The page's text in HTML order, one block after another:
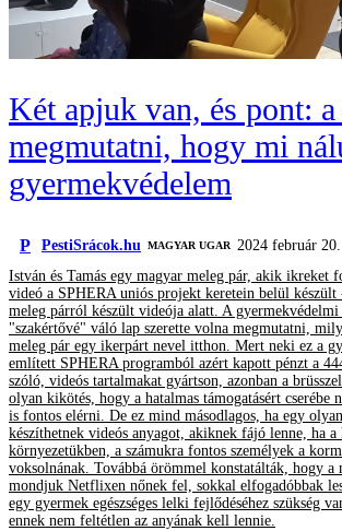
Két apjuk van, és pont:
megmutatni, hogy mi
gyermekvédelem
P PestiSrácok.hu MAGYAR UGAR 2024 február 20.
István és Tamás egy magyar meleg pár, akik ikreket
videó a SPHERA uniós projekt keretein belül
meleg párról készült videója alatt. A gyermekvédelmi
"szakértővé" váló lap szerette volna megmutatni,
meleg pár egy ikerpárt nevel itthon. Mert neki ez a
említett SPHERA programból azért kapott pénzt a
szóló, videós tartalmakat gyártson, azonban a
olyan kikötés, hogy a hatalmas támogatásért cserébe
is fontos elérni. De ez mind másodlagos, ha egy
készíthetnek videós anyagot, akiknek fájó lenne, ha a
környezetükben, a számukra fontos személyek a
voksolnának. Továbbá örömmel konstatálták, hogy
mondjuk Netflixen nőnek fel, sokkal elfogadóbbak
egy gyermek egészséges lelki fejlődéséhez szükség
ennek nem feltétlen az anyának kell lennie.